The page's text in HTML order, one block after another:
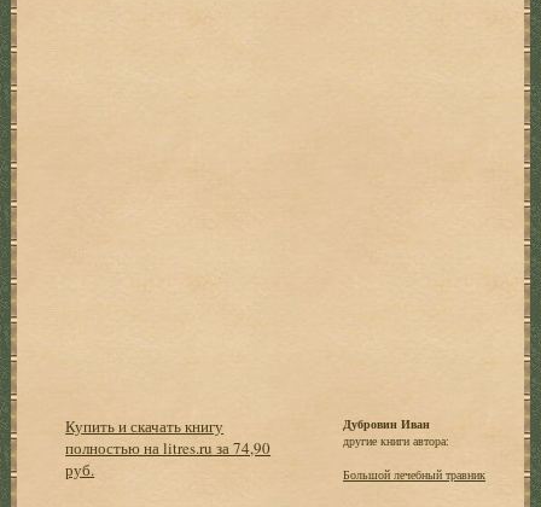
Купить и скачать книгу
полностью на litres.ru за 74,90
руб.
Дубровин Иван
другие книги автора:
Большой лечебный травник